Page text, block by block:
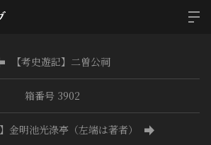
【考史遊記】二曽公祠
箱番号 3902
金明池光淥亭（左端は著者）